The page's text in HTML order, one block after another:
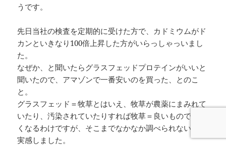
うです。
先日当社の検査を定期的に受けた方で、カドミウムがド
カンといきなり100倍上昇した方がいらっしゃっいまし
た。
なぜか、と聞いたらグラスフェッドプロテインがいいと
聞いたので、アマゾンで一番安いのを買った、とのこ
と。
グラスフェッド＝牧草とはいえ、牧草が農薬にまみれて
いたり、汚染されていたりすれば牧草＝良いものではな
くなるわけですが、そこまでなかなか調べられないなと
実感しました。